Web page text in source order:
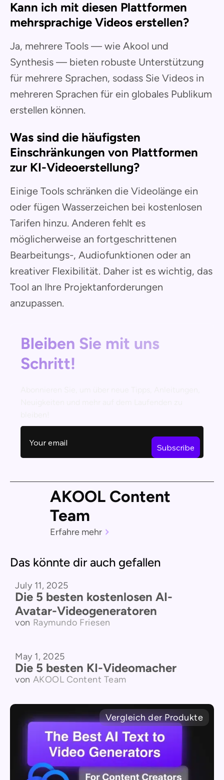
Kann ich mit diesen Plattformen
mehrsprachige Videos erstellen?
Ja, mehrere Tools — wie Akool und
Synthesis — bieten robuste Unterstützung
für mehrere Sprachen, sodass Sie Videos in
mehreren Sprachen für ein globales Publikum
erstellen können.
Was sind die häufigsten
Einschränkungen von Plattformen
zur KI-Videoerstellung?
Einige Tools schränken die Videolänge ein
oder fügen Wasserzeichen bei kostenlosen
Tarifen hinzu. Anderen fehlt es
möglicherweise an fortgeschrittenen
Bearbeitungs-, Audiofunktionen oder an
kreativer Flexibilität. Daher ist es wichtig, das
Tool an Ihre Projektanforderungen
anzupassen.
Bleiben Sie mit uns
Schritt!
AKOOL Content
Team
Erfahre mehr
Das könnte dir auch gefallen
July 11, 2025
Die 5 besten kostenlosen AI-
Avatar-Videogeneratoren
von Raymundo Friesen
Vergleich der Produkte
May 1, 2025
Die 5 besten KI-Videomacher
von AKOOL Content Team
Vergleich der Produkte